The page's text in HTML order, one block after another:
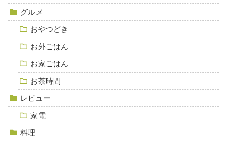
グルメ
おやつどき
お外ごはん
お家ごはん
お茶時間
レビュー
家電
料理